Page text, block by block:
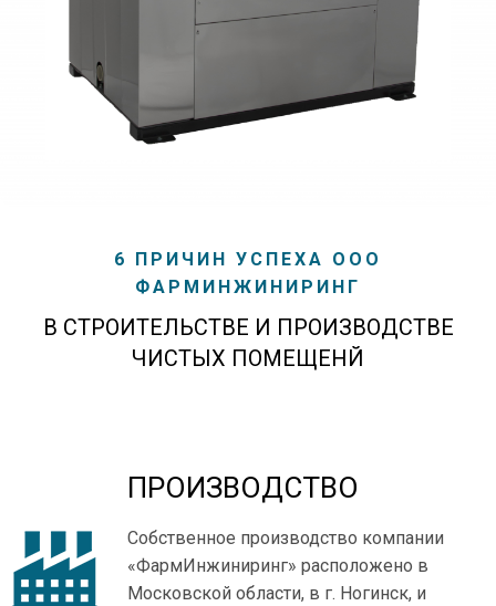
6 ПРИЧИН УСПЕХА ООО
ФАРМИНЖИНИРИНГ
В СТРОИТЕЛЬСТВЕ И ПРОИЗВОДСТВЕ
ЧИСТЫХ ПОМЕЩЕНЙ
ПРОИЗВОДСТВО
Собственное производство компании
«ФармИнжиниринг» расположено в
Московской области, в г. Ногинск, и